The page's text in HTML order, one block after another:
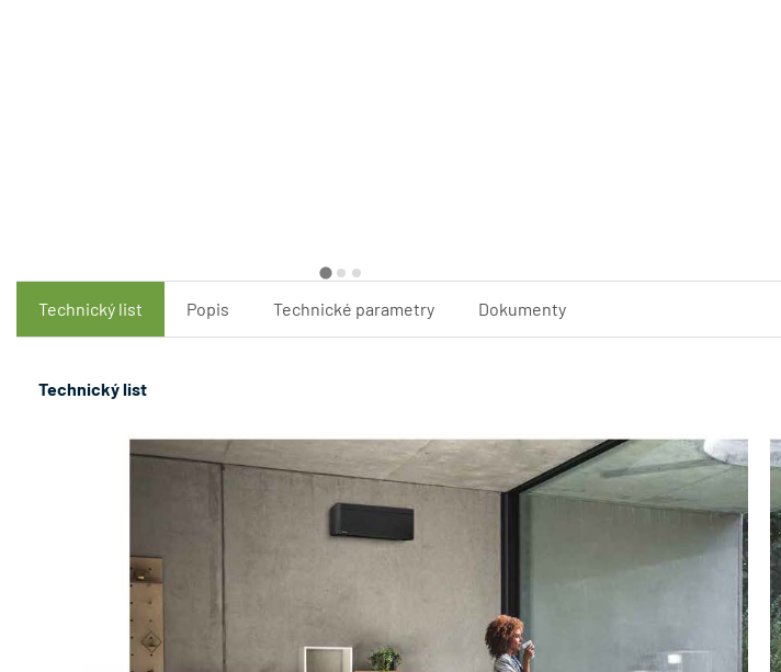
Technický list Popis Technické parametry Dokumenty
Technický list